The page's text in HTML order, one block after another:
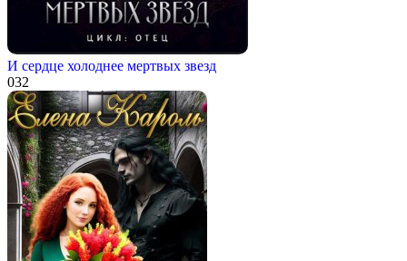
И сердце холоднее мертвых звезд
032